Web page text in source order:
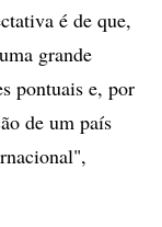
é de que,
grande
pontuais e, por
de um país